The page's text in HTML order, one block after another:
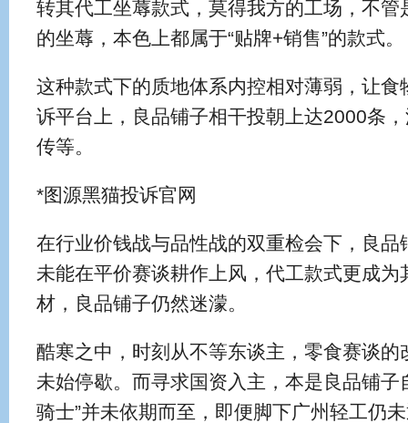
转其代工坐蓐款式，莫得我方的工场，不
的坐蓐，本色上都属于“贴牌+销售”的款式。
这种款式下的质地体系内控相对薄弱，让
诉平台上，良品铺子相干投朝上达2000条
传等。
*图源黑猫投诉官网
在行业价钱战与品性战的双重检会下，良
未能在平价赛谈耕作上风，代工款式更成
材，良品铺子仍然迷濛。
酷寒之中，时刻从不等东谈主，零食赛谈
未始停歇。而寻求国资入主，本是良品铺子
骑士”并未依期而至，即便脚下广州轻工仍